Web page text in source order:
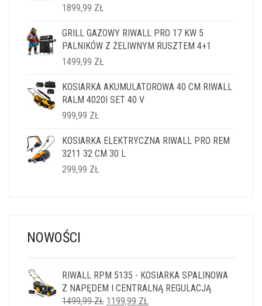
1899,99 ZŁ
GRILL GAZOWY RIWALL PRO 17 KW 5
PALNIKÓW Z ŻELIWNYM RUSZTEM 4+1
1499,99 ZŁ
KOSIARKA AKUMULATOROWA 40 CM RIWALL
RALM 4020I SET 40 V
999,99 ZŁ
KOSIARKA ELEKTRYCZNA RIWALL PRO REM
3211 32 CM 30 L
299,99 ZŁ
NOWOŚCI
RIWALL RPM 5135 - KOSIARKA SPALINOWA
Z NAPĘDEM I CENTRALNĄ REGULACJĄ
1499,99ZŁ PIERWOTNA
1199,99 ZŁ